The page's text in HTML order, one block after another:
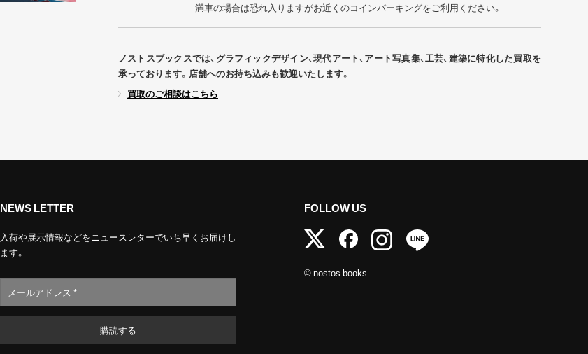
満車の場合は恐れ入りますがお近くのコインパーキングをご利用ください。
ノストスブックスでは、グラフィックデザイン、現代アート、アート写真集、工芸、建築に特化した買取を
承っております。店舗へのお持ち込みも歓迎いたします。
買取のご相談はこちら
NEWS LETTER
入荷や展示情報などをニュースレターでいち早くお届けし
ます。
FOLLOW US
© nostos books